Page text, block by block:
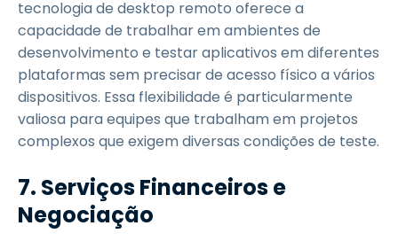
tecnologia de desktop remoto oferece a
capacidade de trabalhar em ambientes de
desenvolvimento e testar aplicativos em diferentes
plataformas sem precisar de acesso físico a vários
dispositivos. Essa flexibilidade é particularmente
valiosa para equipes que trabalham em projetos
complexos que exigem diversas condições de teste.
7. Serviços Financeiros e
Negociação